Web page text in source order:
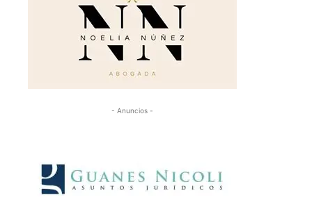
- Anuncios -